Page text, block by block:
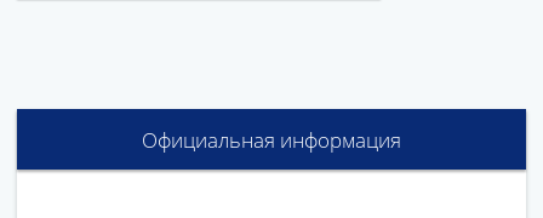
Официальная информация